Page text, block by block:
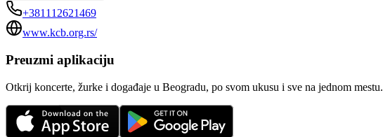
+381112621469
www.kcb.org.rs/
Preuzmi aplikaciju
Otkrij koncerte, žurke i događaje u Beogradu, po svom ukusu i sve na jednom mestu.